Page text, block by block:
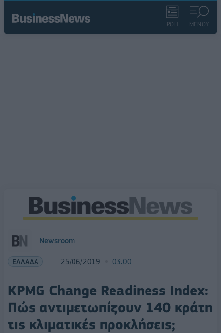
ΡΟΗ ΜΕΝΟΥ
Newsroom
ΕΛΛΑΔΑ 25/06/2019 03:00
KPMG Change Readiness Index:
Πώς αντιμετωπίζουν 140 κράτη
τις κλιματικές προκλήσεις;